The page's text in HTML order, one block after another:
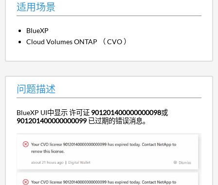
适用场景
BlueXP
Cloud Volumes ONTAP （ CVO ）
问题描述
BlueXP UI中显示许可证 901201400000000098
或
901201400000000099 已过期的错误消息。